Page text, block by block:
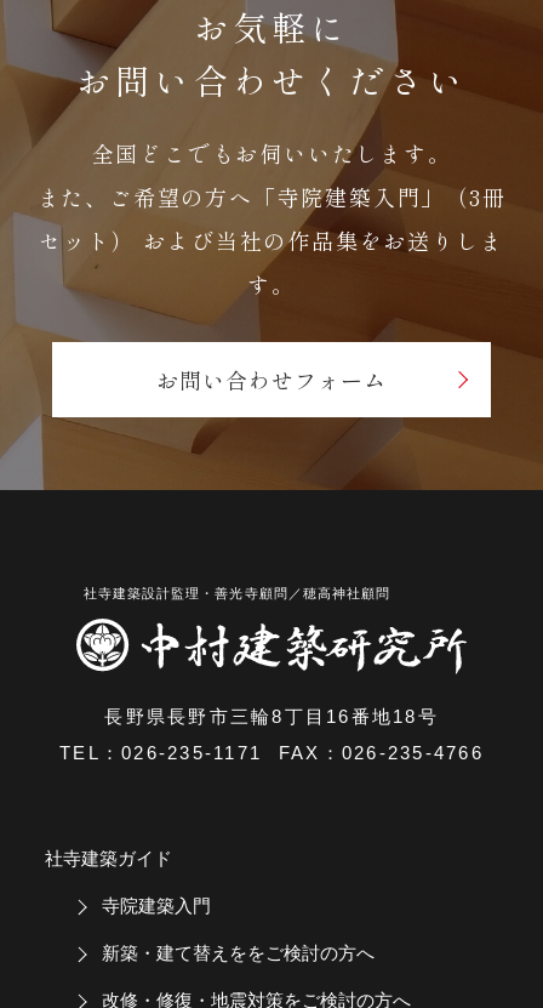
お気軽に
お問い合わせください
全国どこでもお伺いいたします。
また、ご希望の方へ「寺院建築入門」（3冊
セット）
および当社の作品集をお送りしま
す。
お問い合わせフォーム
長野県長野市三輪8丁目16番地18号
TEL：026-235-1171 FAX：026-235-4766
社寺建築ガイド
寺院建築入門
新築・建て替えををご検討の方へ
改修・修復・地震対策をご検討の方へ